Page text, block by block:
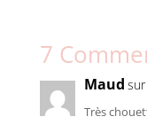
7
Maud
Très